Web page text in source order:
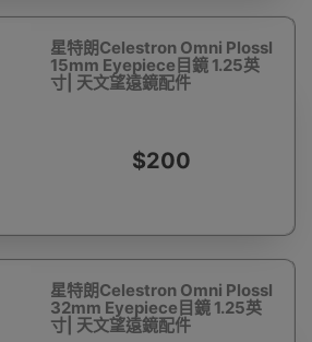
星特朗Celestron Omni Plossl
15mm Eyepiece目鏡 1.25英
寸| 天文望遠鏡配件
$200
星特朗Celestron Omni Plossl
32mm Eyepiece目鏡 1.25英
寸| 天文望遠鏡配件